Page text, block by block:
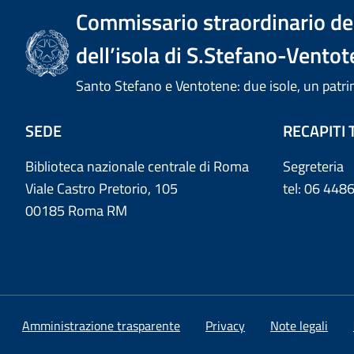
Commissario straordinario
dell’isola di S.Stefano-
Santo Stefano e Ventotene: due isole, un
SEDE
Biblioteca nazionale centrale di Roma
Viale Castro Pretorio, 105
00185 Roma RM
RECAPITI
Segreteria
tel: 06
Amministrazione trasparente Privacy Note legali